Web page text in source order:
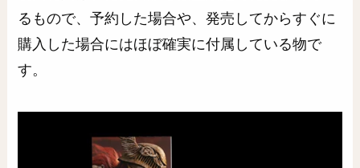
るもので、予約した場合や、発売してからすぐに
購入した場合にはほぼ確実に付属している物で
す。